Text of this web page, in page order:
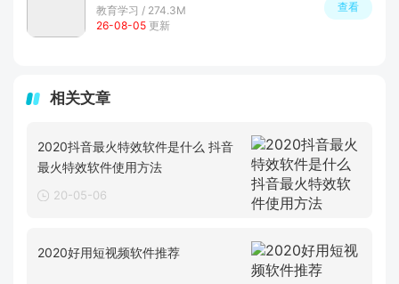
教育学习 / 274.3M
26-08-05 更新
查看
相关文章
2020抖音最火特效软件是什么 抖音
最火特效软件使用方法
20-05-06
2020好用短视频软件推荐